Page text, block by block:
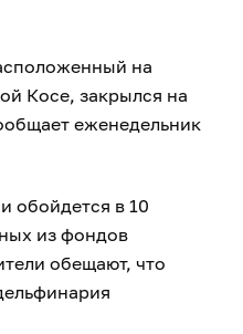
на
Косе, закрылся на
еженедельник
обойдется в 10
из фондов
обещают, что